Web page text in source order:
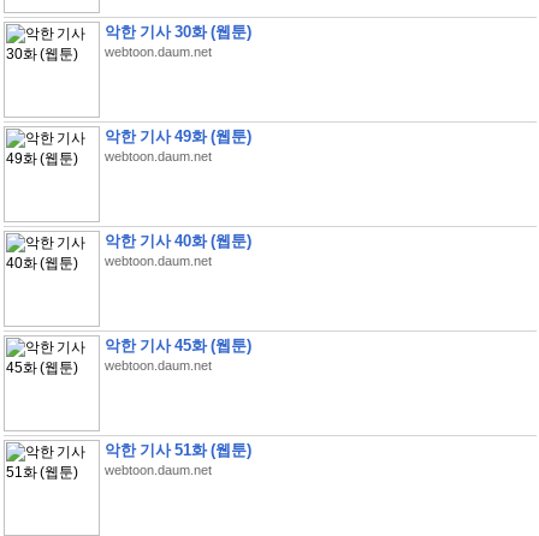
악한 기사 30화 (웹툰)
webtoon.daum.net
악한 기사 49화 (웹툰)
webtoon.daum.net
악한 기사 40화 (웹툰)
webtoon.daum.net
악한 기사 45화 (웹툰)
webtoon.daum.net
악한 기사 51화 (웹툰)
webtoon.daum.net